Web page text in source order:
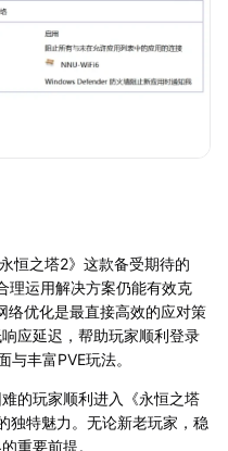
恒之塔2》这款备受期待的
理运用解决方案仍能有效克
络优化是最直接高效的应对策
应延迟，帮助玩家顺利登录
丰富PVE玩法。
的玩家顺利进入《永恒之塔
独特魅力。无论新老玩家，稳
重要前提。